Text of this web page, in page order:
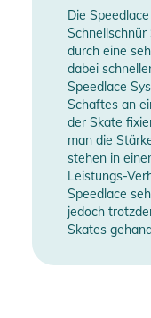
- Airflow Venting
- Ceramic Shell
- Ergomatic
- Hi-EPS
- Run System Classic
Die
durch eine
dabei
Speedlace
Schaftes an
der Skate
man die
stehen in
Leistungs-
Speedlace
jedoch
Skates